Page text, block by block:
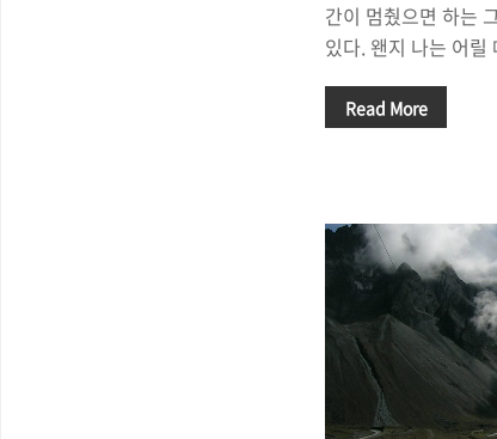
간이 멈췄으면 하는
있다. 왠지 나는 어릴
을은 참 아름다웠다.
을 수 없던 풍경. 이
바라 보고 싶을 정도
집을 나서 충무로
위에서 서서히 그 힘
Read More